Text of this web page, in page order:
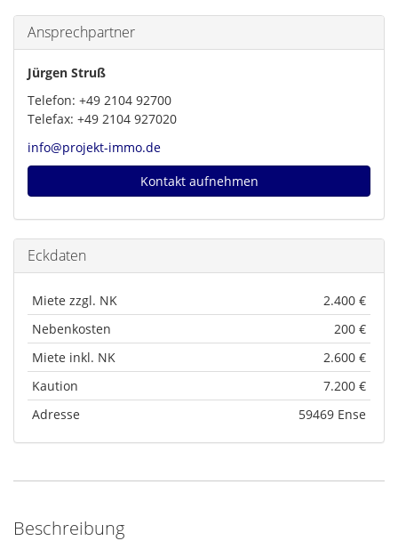
Ansprechpartner
Jürgen Struß
Telefon: +49 2104 92700
Telefax: +49 2104 927020
info@projekt-immo.de
Kontakt aufnehmen
Eckdaten
Miete zzgl. NK
2.400 €
Nebenkosten
200 €
Miete inkl. NK
2.600 €
Kaution
7.200 €
Adresse
59469 Ense
Beschreibung